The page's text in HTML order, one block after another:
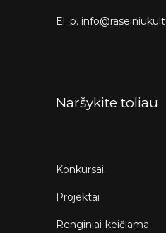
El. p.
Naršykite toliau
Konkursai
Projektai
Renginiai-keičiama